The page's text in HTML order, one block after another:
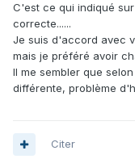
C'est ce qui indiqué
correcte......
Je suis d'accord avec
mais je préféré avoir
Il me sembler que
différente, problème
Citer